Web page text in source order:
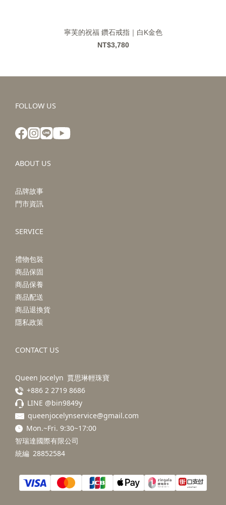
寧芙的祝福 鑽石戒指｜白K金色
NT$3,780
FOLLOW US
ABOUT US
品牌故事
門市資訊
SERVICE
禮物包裝
商品保固
商品保養
商品配送
商品退換貨
隱私政策
CONTACT US
Queen Jocelyn 賈思琳輕珠寶
+886 2 2719 8686
LINE @bin9849y
queenjocelynservice@gmail.com
Mon.~Fri. 9:30~17:00
智瑞達國際有限公司
統編 28852584